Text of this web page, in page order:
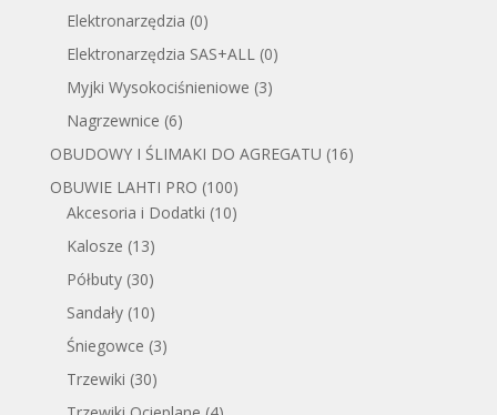
Elektronarzędzia (0)
Elektronarzędzia SAS+ALL (0)
Myjki Wysokociśnieniowe (3)
Nagrzewnice (6)
OBUDOWY I ŚLIMAKI DO AGREGATU (16)
OBUWIE LAHTI PRO (100)
Akcesoria i Dodatki (10)
Kalosze (13)
Półbuty (30)
Sandały (10)
Śniegowce (3)
Trzewiki (30)